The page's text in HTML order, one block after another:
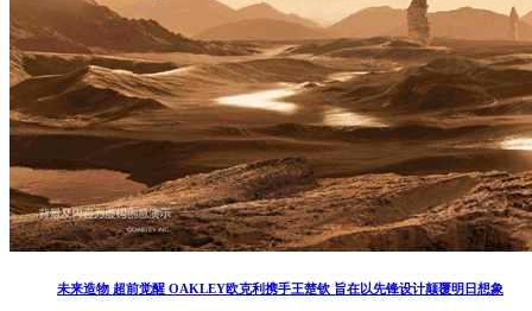
未来造物 超前觉醒 OAKLEY欧克利携手王楚钦 旨在以先锋设计颠覆明日想象